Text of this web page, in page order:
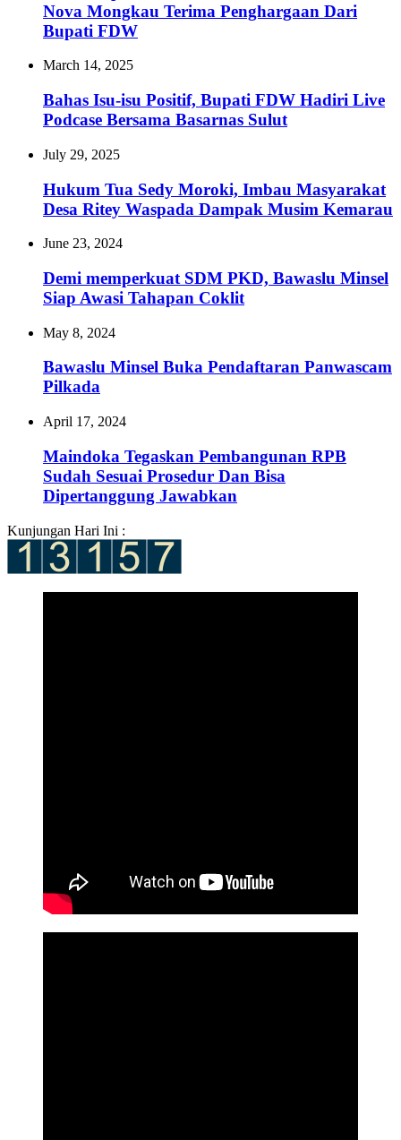
Nova Mongkau Terima Penghargaan Dari
Bupati FDW
March 14, 2025
Bahas Isu-isu Positif, Bupati FDW Hadiri Live
Podcase Bersama Basarnas Sulut
July 29, 2025
Hukum Tua Sedy Moroki, Imbau Masyarakat
Desa Ritey Waspada Dampak Musim Kemarau
June 23, 2024
Demi memperkuat SDM PKD, Bawaslu Minsel
Siap Awasi Tahapan Coklit
May 8, 2024
Bawaslu Minsel Buka Pendaftaran Panwascam
Pilkada
April 17, 2024
Maindoka Tegaskan Pembangunan RPB
Sudah Sesuai Prosedur Dan Bisa
Dipertanggung Jawabkan
Kunjungan Hari Ini :